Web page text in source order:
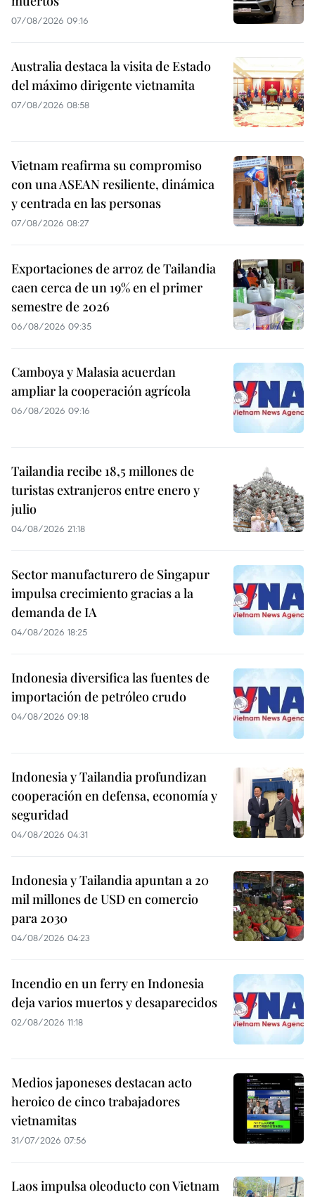
07/08/2026 09:16
Australia destaca la visita de Estado
del máximo dirigente vietnamita
07/08/2026 08:58
Vietnam reafirma su compromiso
con una ASEAN resiliente, dinámica
y centrada en las personas
07/08/2026 08:27
Exportaciones de arroz de Tailandia
caen cerca de un 19% en el primer
semestre de 2026
06/08/2026 09:35
Camboya y Malasia acuerdan
ampliar la cooperación agrícola
06/08/2026 09:16
Tailandia recibe 18,5 millones de
turistas extranjeros entre enero y
julio
04/08/2026 21:18
Sector manufacturero de Singapur
impulsa crecimiento gracias a la
demanda de IA
04/08/2026 18:25
Indonesia diversifica las fuentes de
importación de petróleo crudo
04/08/2026 09:18
Indonesia y Tailandia profundizan
cooperación en defensa, economía y
seguridad
04/08/2026 04:31
Indonesia y Tailandia apuntan a 20
mil millones de USD en comercio
para 2030
04/08/2026 04:23
Incendio en un ferry en Indonesia
deja varios muertos y desaparecidos
02/08/2026 11:18
Medios japoneses destacan acto
heroico de cinco trabajadores
vietnamitas
31/07/2026 07:56
Laos impulsa oleoducto con Vietnam